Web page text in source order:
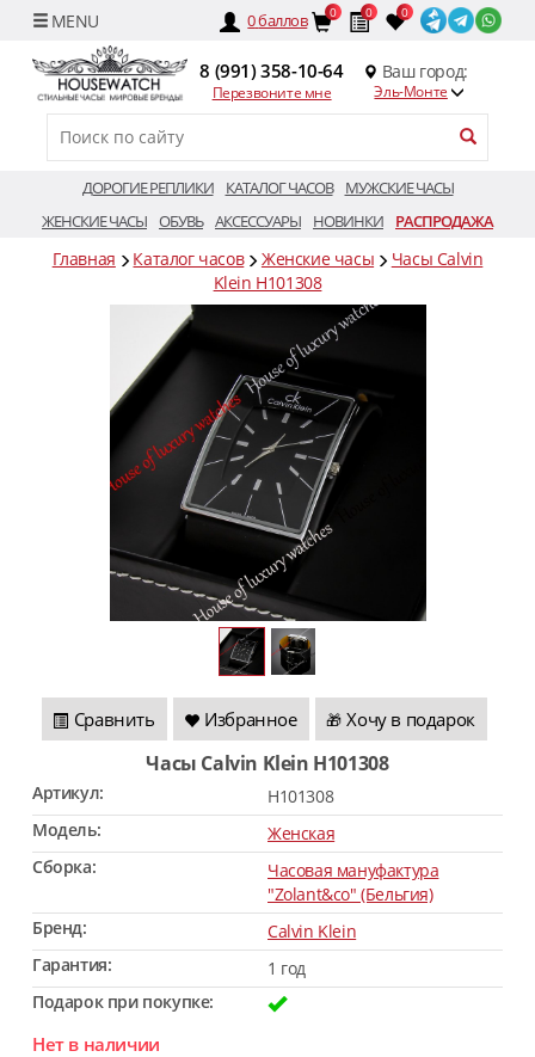
0баллов 0 0 0
8 (991) 358-10-64
Перезвоните мне
Ваш город:
Эль-Монте
ДОРОГИЕ РЕПЛИКИ КАТАЛОГ ЧАСОВ
МУЖСКИЕ ЧАСЫ
ЖЕНСКИЕ ЧАСЫ ОБУВЬ АКСЕССУАРЫ НОВИНКИ РАСПРОДАЖА
Главная Каталог часов Женские часы
Часы Calvin
Klein H101308
Сравнить Избранное 🎁 Хочу в подарок
Часы Calvin Klein H101308
Артикул:
H101308
Модель:
Женская
Сборка:
Часовая мануфактура
"Zolant&co" (Бельгия)
Бренд:
Calvin Klein
Гарантия:
1 год
Подарок при покупке:
Нет в наличии